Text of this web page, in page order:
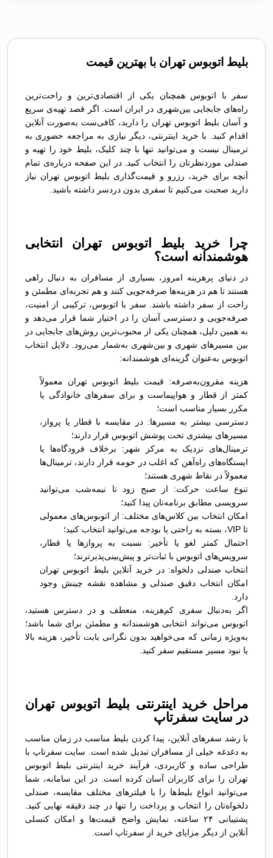
بلیط اتوبوس تهران با بهترین قیمت
سفر با اتوبوس همچنان یکی از اقتصادی‌ترین و راحت‌ترین
راه‌های جابجایی بین‌شهری در ایران است. اگر قصد تهیه‌ی سریع
و آسان بلیط اتوبوس تهران را دارید، کافی‌ست به‌صورت آنلاین
اقدام کنید. با خرید اینترنتی، دیگر نیازی به مراجعه حضوری به
ترمینال نیست و می‌توانید تنها با چند کلیک، بلیط خود را تهیه و
صندلی موردنظرتان را انتخاب کنید. در این صفحه درباره‌ی تمام
آنچه برای خرید، رزرو و قیمت‌گذاری بلیط اتوبوس تهران نیاز
دارید صحبت می‌کنیم تا سفری بدون دردسر داشته باشید.
چرا خرید بلیط اتوبوس تهران انتخابی
هوشمندانه است؟
در دنیای پرهزینه امروز، بسیاری از مسافران به دنبال راهی
هستند تا هم در هزینه‌ها صرفه‌جویی کنند و هم تجربه‌ای مطمئن و
راحت از سفر داشته باشند. سفر با اتوبوس، ترکیبی از امنیت،
صرفه‌جویی و دسترسی آسان را در اختیار شما قرار می‌دهد و
به همین دلیل، همچنان یکی از محبوب‌ترین روش‌های جابجایی در
بین مسیرهای شهری و بین‌شهری به‌شمار می‌رود. دلایل انتخاب
اتوبوس به‌عنوان گزینه‌ای هوشمندانه:
هزینه مقرون‌به‌صرفه: قیمت بلیط اتوبوس تهران معمولاً
کمتر از قطار و هواپیماست و برای سفرهای خانوادگی یا
مکرر بسیار مناسب است؛
دسترسی بیشتر به مسیرها: در مقایسه با قطار یا پرواز،
مسیرهای بیشتری تحت پوشش اتوبوس قرار دارند؛
ترمینال‌های نزدیک به مرکز شهر: برخلاف فرودگاه‌ها یا
ایستگاه‌های راه‌آهن که اغلب در حومه قرار دارند، ترمینال‌ها
معمولاً در نقاط شهری هستند؛
تنوع ساعت حرکت: از صبح زود تا نیمه‌شب می‌توانید
سرویسی مطابق برنامه‌تان پیدا کنید؛
امکان انتخاب بین کلاس‌های مختلف: از اتوبوس‌های معمولی
تا VIP، بسته به راحتی یا بودجه می‌توانید انتخاب کنید؛
احتمال کمتر لغو یا تأخیر: نسبت به پروازها یا قطار،
سرویس‌های اتوبوس با ثبات‌تر و پیش‌بینی‌پذیرترند؛
انتخاب صندلی دلخواه: در خرید آنلاین بلیط اتوبوس تهران
امکان انتخاب دقیق صندلی و مشاهده نقشه چینش وجود
دارد.
اگر به‌دنبال سفری کم‌هزینه، منعطف و در دسترس هستید،
اتوبوس می‌تواند انتخابی هوشمندانه و مطمئن برای شما باشد؛
به‌ویژه زمانی که می‌خواهید بدون نگرانی بابت تأخیر، هزینه بالا
یا نبود مسیر مستقیم سفر کنید.
مراحل خرید اینترنتی بلیط اتوبوس تهران
در سایت سفرتاپ
با رشد سفرهای آنلاین، پیدا کردن بلیط مناسب در زمان مناسب
به دغدغه خیلی از مسافران تبدیل شده است. سایت سفرتاپ با
طراحی ساده و کاربردی، فرآیند خرید اینترنتی بلیط اتوبوس
تهران را برای کاربران آسان کرده است. در این سامانه، شما
می‌توانید انواع بلیط‌ها را با فیلترهای مختلف مقایسه، صندلی
دلخواه‌تان را انتخاب و پرداخت را تنها در چند دقیقه نهایی کنید.
پشتیبانی ۲۴ ساعته، نمایش واضح قیمت‌ها و امکان کنسلی
آنلاین از دیگر مزایای خرید از سفرتاپ است.